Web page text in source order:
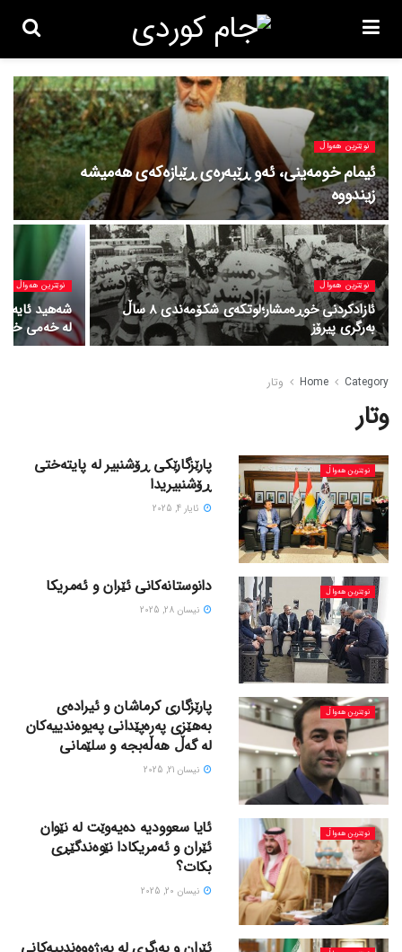
نوێترین هەواڵ
ئیمام خومەینی، ئەو ڕێبەرەی ڕێبازەکەی هەمیشە
زیندووە
نوێترین هەواڵ
ئازادکردنی خوڕەمشار؛لوتکەی شکۆمەندی 8 ساڵ
بەرگری پیرۆز
نوێترین هەواڵ
شەهید
لە خەمی
Home Category وتار
وتار
نوێترین هەواڵ
پارێزگارێکی ڕۆشنبیر لە پایتەختی
ڕۆشنبیریدا
ئایار 4, 2025
نوێترین هەواڵ دانوستانەکانی ئێران و ئەمریکا
نیسان 28, 2025
نوێترین هەواڵ
پارێزگاری کرماشان و ئیرادەی
بەهێزی پەرەپێدانی پەیوەندییەکان
لە گەڵ هەڵەبجە و سلێمانی
نیسان 21, 2025
نوێترین هەواڵ
ئایا سعوودیە دەیەوێت لە نێوان
ئێران و ئەمریکادا نێوەندگێڕی
بکات؟
نیسان 20, 2025